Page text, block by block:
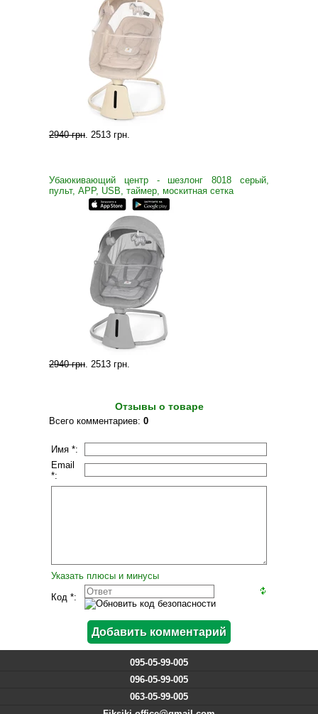
2940 грн. 2513 грн.
Убаюкивающий центр - шезлонг 8018 серый,
пульт, APP, USB, таймер, москитная сетка
2940 грн. 2513 грн.
Отзывы о товаре
Всего комментариев: 0
Имя *:
Email
*:
Указать плюсы и минусы
Код *:
095-05-99-005
096-05-99-005
063-05-99-005